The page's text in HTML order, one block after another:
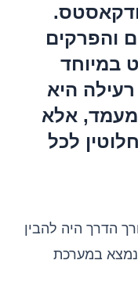
והפרקים
במיוחד
רעילה היא
מעמד, אלא
לכל
הדרך היה להבין
במערכת